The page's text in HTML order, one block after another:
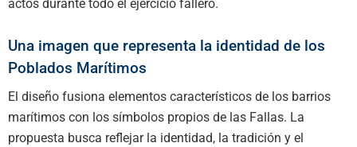
actos durante todo el ejercicio fallero.
Una imagen que representa la identidad de los
Poblados Marítimos
El diseño fusiona elementos característicos de los barrios
marítimos con los símbolos propios de las Fallas. La
propuesta busca reflejar la identidad, la tradición y el